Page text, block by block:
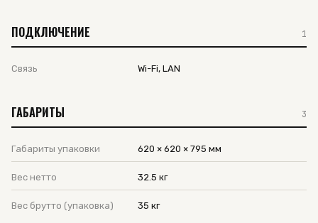
ПОДКЛЮЧЕНИЕ 1
Связь Wi-Fi, LAN
ГАБАРИТЫ 3
Габариты упаковки 620 × 620 × 795 мм
Вес нетто 32.5 кг
Вес брутто (упаковка) 35 кг